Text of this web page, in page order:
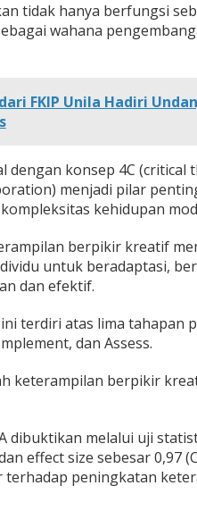
tidak hanya berfungsi
wahana
FKIP Unila Hadiri
dengan konsep 4C (critical
menjadi pilar
kehidupan
berpikir kreatif
untuk beradaptasi,
dan efektif.
ini terdiri atas lima tahapan
dan Assess.
keterampilan berpikir
dibuktikan melalui uji
effect size sebesar 0,97
peningkatan